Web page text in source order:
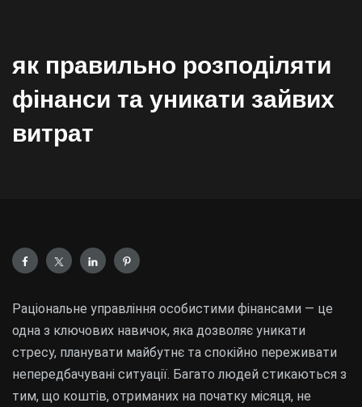
як правильно розподіляти
фінанси та уникати зайвих
витрат
Раціональне управління особистими фінансами — це
одна з ключових навичок, яка дозволяє уникати
стресу, планувати майбутнє та спокійно переживати
непередбачувані ситуації. Багато людей стикаються з
тим, що коштів, отриманих на початку місяця, не